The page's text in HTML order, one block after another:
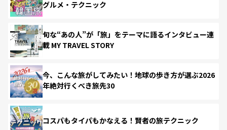
グルメ・テクニック
旬な“あの人”が「旅」をテーマに語るインタビュー連
載 MY TRAVEL STORY
今、こんな旅がしてみたい！地球の歩き方が選ぶ2026
年絶対行くべき旅先30
コスパもタイパもかなえる！賢者の旅テクニック